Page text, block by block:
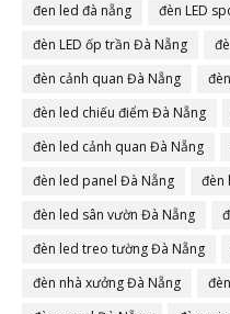
đen led đà nẵng
đèn LED
đèn LED ốp trần Đà Nẵng
đèn cảnh quan Đà Nẵng
đèn led chiếu điểm Đà Nẵng
đèn led cảnh quan Đà Nẵng
đèn led panel Đà Nẵng
đèn
đèn led sân vườn Đà Nẵng
đèn led treo tường Đà Nẵng
đèn nhà xưởng Đà Nẵng